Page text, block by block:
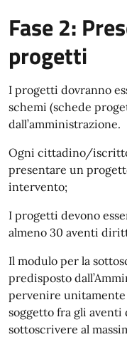
Fase 2:
progetti
I progetti dovranno
schemi (schede
dall’amministrazione.
Ogni cittadino/
presentare un
intervento;
I progetti devono
almeno 30 aventi
Il modulo per la
predisposto
pervenire unitamente
soggetto fra gli
sottoscrivere al